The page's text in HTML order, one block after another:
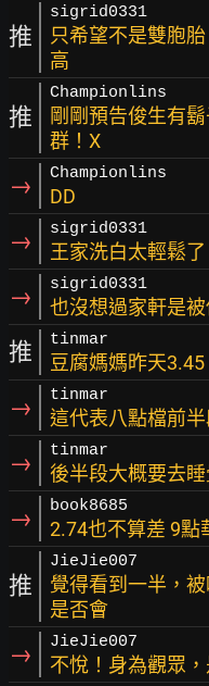
推
sigrid0331
只希望不是雙胞
高
推
Championlins
剛剛預告俊生有
群！X
→ Championlins
DD
→ sigrid0331
王家洗白太輕鬆
→ sigrid0331
也沒想過家軒是
推 tinmar
豆腐媽媽昨天
→ tinmar
這代表八點檔前
→ tinmar
後半段大概要去睡
→ book8685
2.74也不算差 9點
推
JieJie007
覺得看到一半，
是否會
→ JieJie007
不悅！身為觀眾，